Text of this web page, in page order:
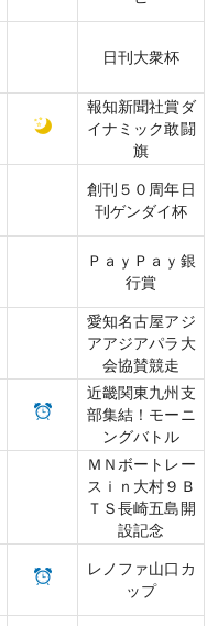
日刊大衆杯
報知新聞社賞ダ
イナミック敢闘
旗
創刊５０周年日
刊ゲンダイ杯
ＰａｙＰａｙ銀
行賞
愛知名古屋アジ
アアジアパラ大
会協賛競走
近畿関東九州支
部集結！モーニ
ングバトル
ＭＮボートレー
スｉｎ大村９Ｂ
ＴＳ長崎五島開
設記念
レノファ山口カ
ップ